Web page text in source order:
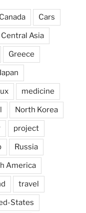
Canada Cars
Central Asia
Greece
medicine
North Korea
project
Russia
America
travel
States